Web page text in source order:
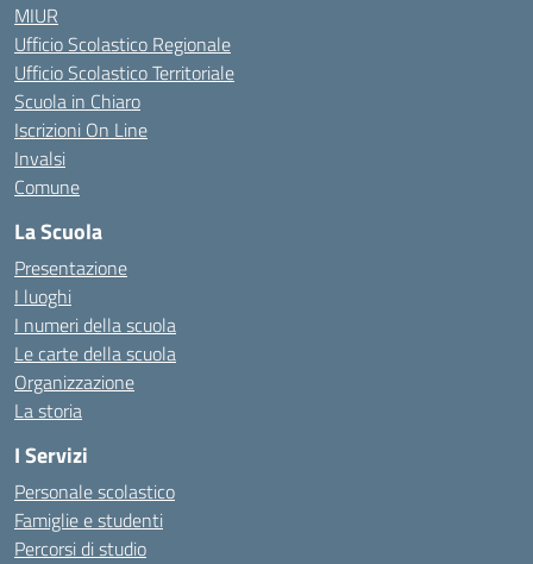
MIUR
Ufficio Scolastico Regionale
Ufficio Scolastico Territoriale
Scuola in Chiaro
Iscrizioni On Line
Invalsi
Comune
La Scuola
Presentazione
I luoghi
I numeri della scuola
Le carte della scuola
Organizzazione
La storia
I Servizi
Personale scolastico
Famiglie e studenti
Percorsi di studio